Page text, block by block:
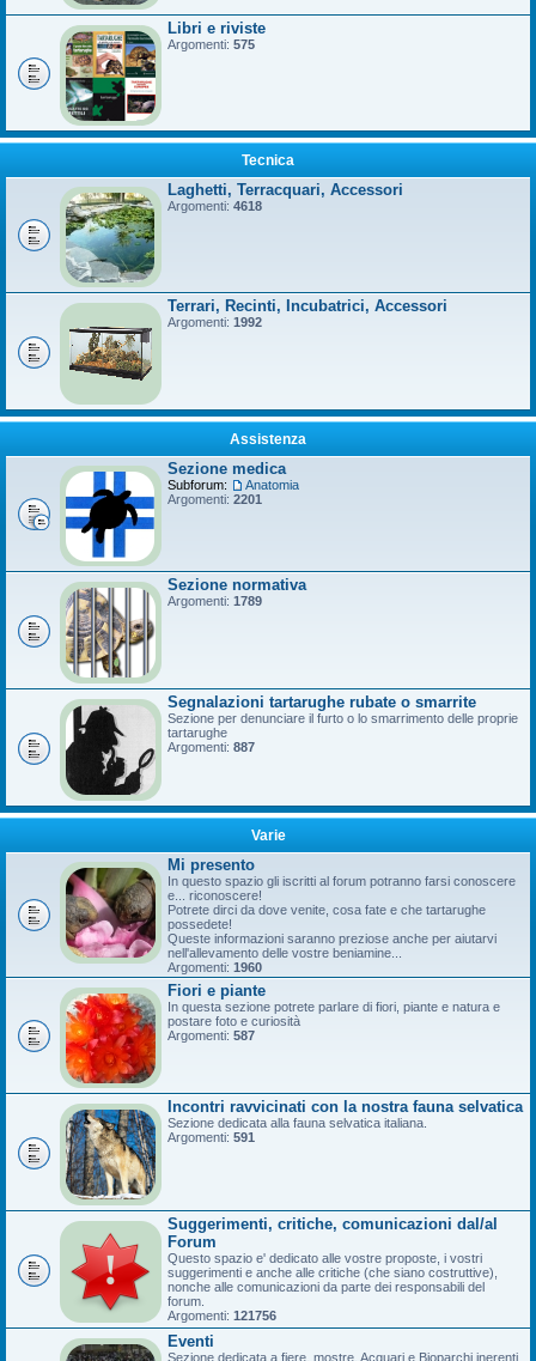
Libri e riviste
Argomenti: 575
Tecnica
Laghetti, Terracquari, Accessori
Argomenti: 4618
Terrari, Recinti, Incubatrici, Accessori
Argomenti: 1992
Assistenza
Sezione medica
Subforum:
Anatomia
Argomenti: 2201
Sezione normativa
Argomenti: 1789
Segnalazioni tartarughe rubate o smarrite
Sezione per denunciare il furto o lo smarrimento delle proprie
tartarughe
Argomenti: 887
Varie
Mi presento
In questo spazio gli iscritti al forum potranno farsi conoscere
e... riconoscere!
Potrete dirci da dove venite, cosa fate e che tartarughe
possedete!
Queste informazioni saranno preziose anche per aiutarvi
nell'allevamento delle vostre beniamine...
Argomenti: 1960
Fiori e piante
In questa sezione potrete parlare di fiori, piante e natura e
postare foto e curiosità
Argomenti: 587
Incontri ravvicinati con la nostra fauna selvatica
Sezione dedicata alla fauna selvatica italiana.
Argomenti: 591
Suggerimenti, critiche, comunicazioni dal/al
Forum
Questo spazio e' dedicato alle vostre proposte, i vostri
suggerimenti e anche alle critiche (che siano costruttive),
nonche alle comunicazioni da parte dei responsabili del
forum.
Argomenti: 121756
Eventi
Sezione dedicata a fiere, mostre, Acquari e Bioparchi inerenti